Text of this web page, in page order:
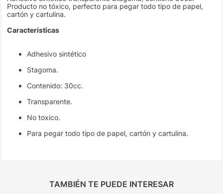
Producto no tóxico, perfecto para pegar todo tipo de papel,
cartón y cartulina.
Características
Adhesivo sintético
Stagoma.
Contenido: 30cc.
Transparente.
No toxico.
Para pegar todo tipo de papel, cartón y cartulina.
TAMBIÉN TE PUEDE INTERESAR